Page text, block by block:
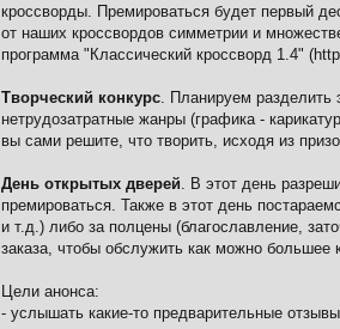
кроссворды. Премироваться будет первый
от наших кроссвордов симметрии и
программа "Классический кроссворд 1.4"
Творческий конкурс. Планируем разделить
нетрудозатратные жанры (графика -
вы сами решите, что творить, исходя из
День открытых дверей. В этот день
премироваться. Также в этот день
и т.д.) либо за полцены (благославление,
заказа, чтобы обслужить как можно большее
Цели анонса:
- услышать какие-то предварительные